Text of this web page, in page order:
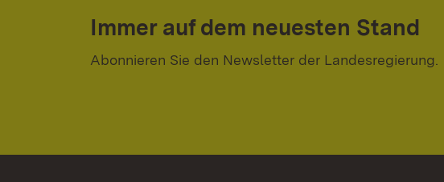
Immer auf dem neuesten Stand
Abonnieren Sie den Newsletter der Landesregierung.